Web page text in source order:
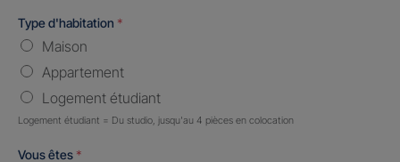
Type d'habitation *
Maison
Appartement
Logement étudiant
Logement étudiant = Du studio, jusqu'au 4 pièces en colocation
Vous êtes *